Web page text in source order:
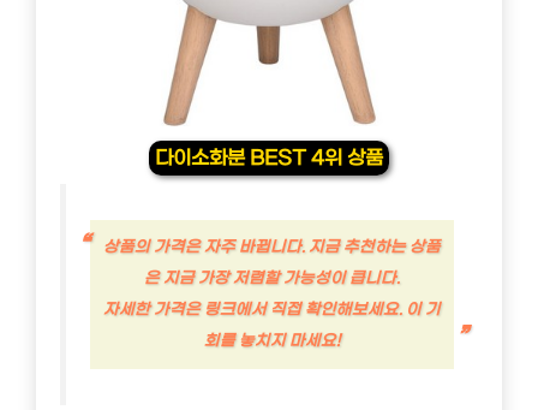
다이소화분 BEST 4위 상품
상품의 가격은 자주 바뀝니다. 지금 추천하는 상품
은 지금 가장 저렴할 가능성이 큽니다.
자세한 가격은 링크에서 직접 확인해보세요. 이 기
회를 놓치지 마세요!